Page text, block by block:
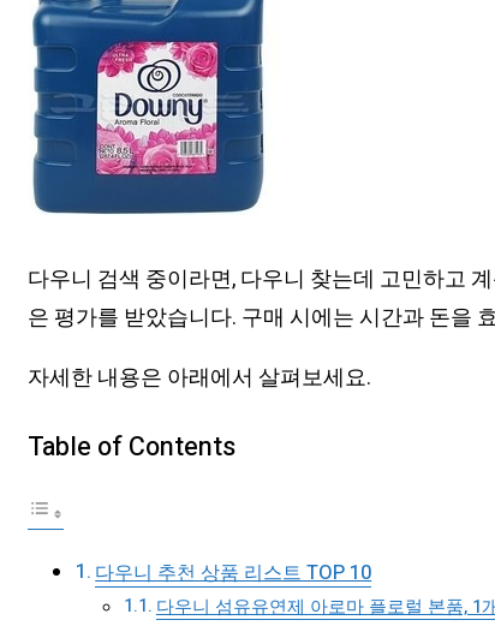
다우니 검색 중이라면, 다우니 찾는데 고민하고
은 평가를 받았습니다. 구매 시에는 시간과 돈을
자세한 내용은 아래에서 살펴보세요.
Table of Contents
다우니 추천 상품 리스트 TOP 10
다우니 섬유유연제 아로마 플로럴 본품, 1